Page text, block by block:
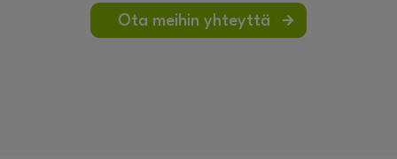
Ota meihin yhteyttä